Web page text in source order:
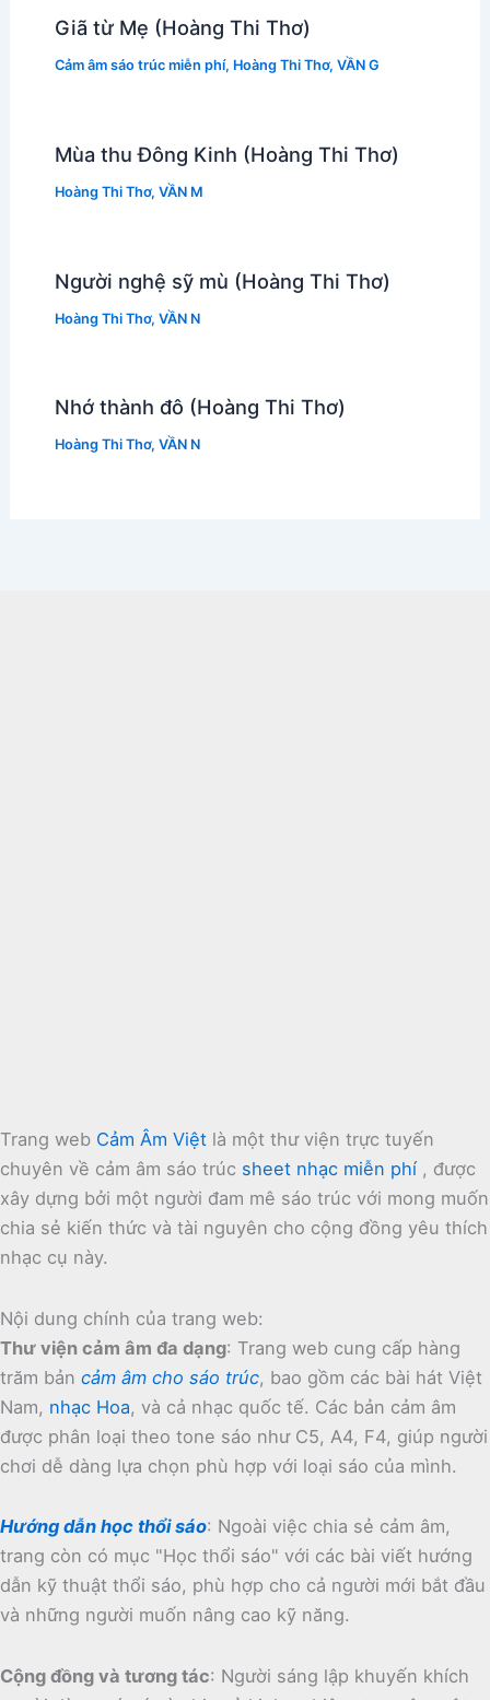
Giã từ Mẹ (Hoàng Thi Thơ)
Cảm âm sáo trúc miễn phí, Hoàng Thi Thơ, VẦN G
Mùa thu Đông Kinh (Hoàng Thi Thơ)
Hoàng Thi Thơ, VẦN M
Người nghệ sỹ mù (Hoàng Thi Thơ)
Hoàng Thi Thơ, VẦN N
Nhớ thành đô (Hoàng Thi Thơ)
Hoàng Thi Thơ, VẦN N
Trang web Cảm Âm Việt là một thư viện trực tuyến
chuyên về cảm âm sáo trúc sheet nhạc miễn phí , được
xây dựng bởi một người đam mê sáo trúc với mong muốn
chia sẻ kiến thức và tài nguyên cho cộng đồng yêu thích
nhạc cụ này.
Nội dung chính của trang web:
Thư viện cảm âm đa dạng: Trang web cung cấp hàng
trăm bản cảm âm cho sáo trúc, bao gồm các bài hát Việt
Nam, nhạc Hoa, và cả nhạc quốc tế. Các bản cảm âm
được phân loại theo tone sáo như C5, A4, F4, giúp người
chơi dễ dàng lựa chọn phù hợp với loại sáo của mình.
Hướng dẫn học thổi sáo: Ngoài việc chia sẻ cảm âm,
trang còn có mục "Học thổi sáo" với các bài viết hướng
dẫn kỹ thuật thổi sáo, phù hợp cho cả người mới bắt đầu
và những người muốn nâng cao kỹ năng.
Cộng đồng và tương tác: Người sáng lập khuyến khích